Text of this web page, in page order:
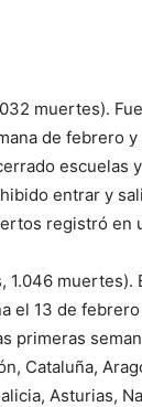
muertes).
de febrero
escuelas
entrar y
registró en
1.046
el 13 de
primeras
Cataluña,
Asturias,